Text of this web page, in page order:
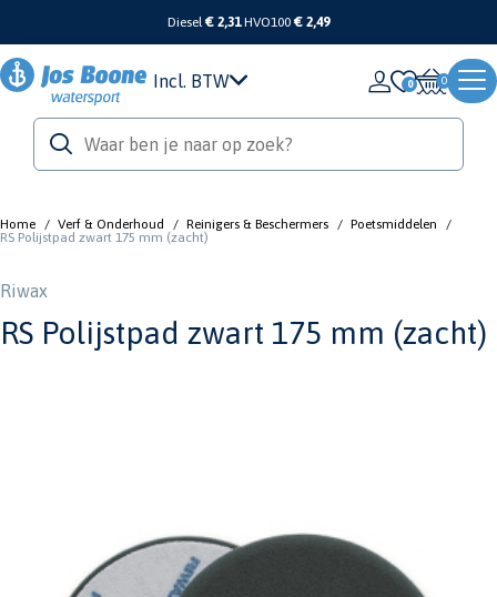
Diesel€ 2,31 HVO100 € 2,49
Incl. BTW 0
Home / Verf & Onderhoud / Reinigers & Beschermers / Poetsmiddelen
/
RS Polijstpad zwart 175 mm (zacht)
Riwax
RS Polijstpad zwart 175 mm (zacht)